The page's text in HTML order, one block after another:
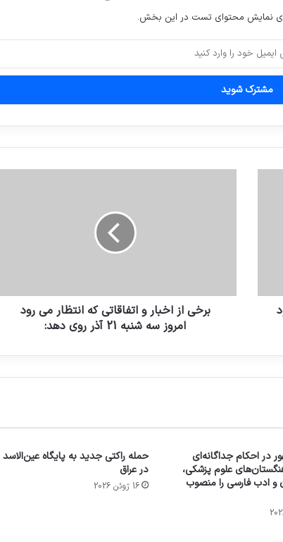
گیرنده های عصبی در خود جای داده
ترامپ برای دوربین حاضر در فرودگاه دست
می‌دهیم
در جدیدترین رنکینگ باشگاه های جهان
نمایش محتوای تست در این بخش.
برخی از اخبار و اتفاقاتی که انتظار می رود
امروز سه شنبه 21 آذر روی دهد:
در احکام جداگانه‌ای
علوم پزشکی،
و ادب فارسی را منصوب
حمله راکتی جدید به پایگاه عین‌الاسد
در عراق
16 ژوئن 2026